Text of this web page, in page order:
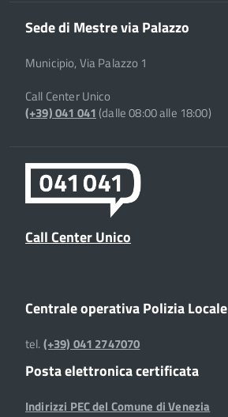
Sede di Mestre via Palazzo
Municipio, Via Palazzo 1
Call Center Unico
(+39) 041 041(dalle 08:00 alle 18:00)
Call Center Unico
Centrale operativa Polizia Locale
tel.(+39) 041 2747070
Posta elettronica certificata
Indirizzi PEC del Comune di Venezia